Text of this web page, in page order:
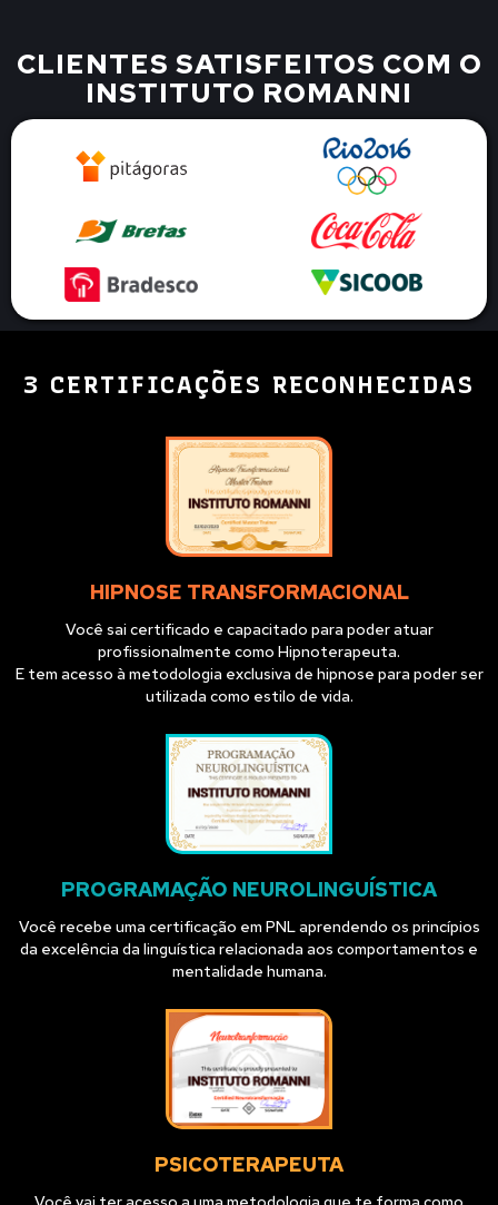
CLIENTES SATISFEITOS COM O
INSTITUTO ROMANNI
3 CERTIFICAÇÕES RECONHECIDAS
HIPNOSE TRANSFORMACIONAL
Você sai certificado e capacitado para poder atuar
profissionalmente como Hipnoterapeuta.
E tem acesso à metodologia exclusiva de hipnose para poder ser
utilizada como estilo de vida.
PROGRAMAÇÃO NEUROLINGUÍSTICA
Você recebe uma certificação em PNL aprendendo os princípios
da excelência da linguística relacionada aos comportamentos e
mentalidade humana.
PSICOTERAPEUTA